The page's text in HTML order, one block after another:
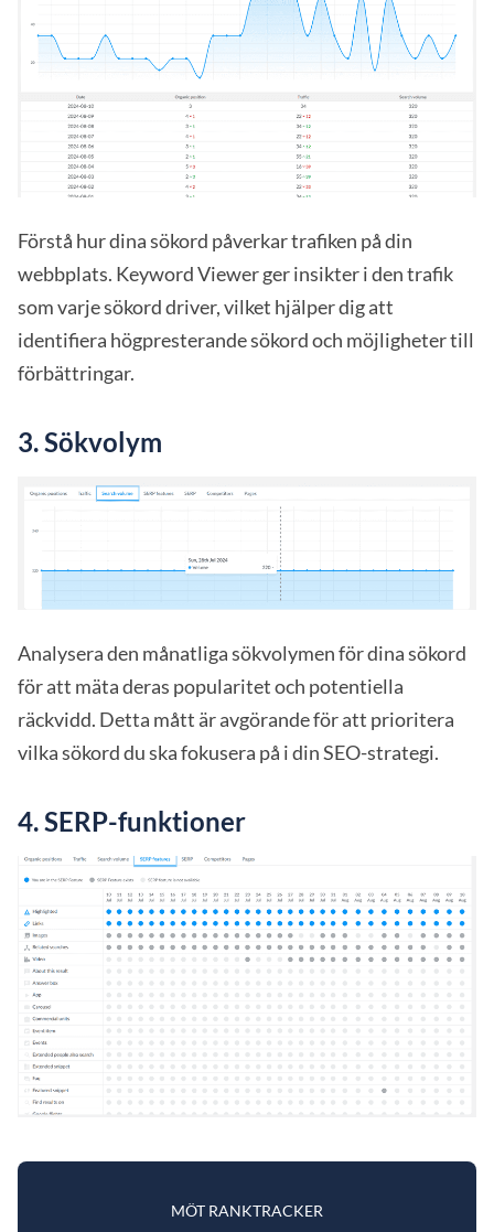
Förstå hur dina sökord påverkar trafiken på din
webbplats. Keyword Viewer ger insikter i den trafik
som varje sökord driver, vilket hjälper dig att
identifiera högpresterande sökord och möjligheter till
förbättringar.
3.Sökvolym
Analysera den månatliga sökvolymen för dina sökord
för att mäta deras popularitet och potentiella
räckvidd. Detta mått är avgörande för att prioritera
vilka sökord du ska fokusera på i din SEO-strategi.
4.SERP-funktioner
MÖT RANKTRACKER